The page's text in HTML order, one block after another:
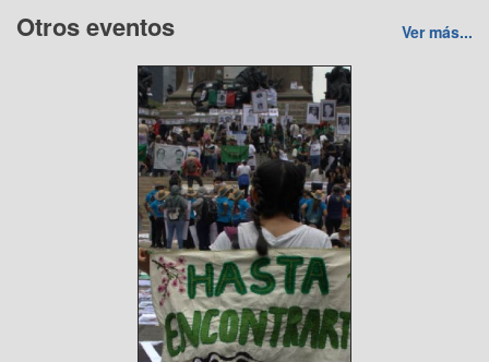
Otros eventos Ver más...